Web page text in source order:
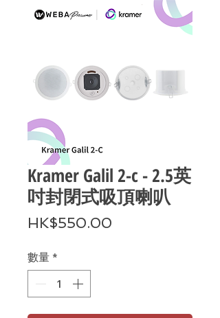
Kramer Galil 2-c - 2.5英
吋封閉式吸頂喇叭
HK$550.00
數量 *